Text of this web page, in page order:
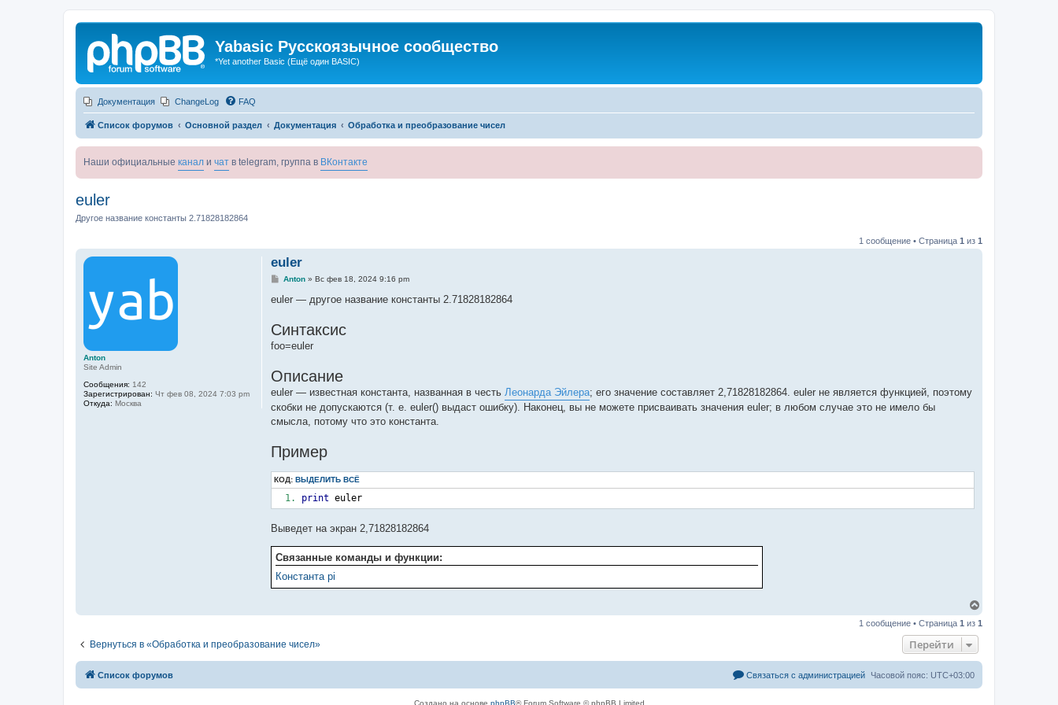
Yabasic Русскоязычное сообщество
*Yet another Basic (Ещё один BASIC)
Документация ChangeLog FAQ
Список форумов Основной раздел Документация Обработка и преобразование чисел
Наши официальные канал и чат в telegram, группа в ВКонтакте
euler
Другое название константы 2.71828182864
1 сообщение • Страница 1 из 1
Anton
Site Admin
Сообщения: 142
Зарегистрирован: Чт фев 08, 2024 7:03 pm
Откуда: Москва
euler
С
о
е
н
и
Anton» Вс фев 18, 2024 9:16 pm
euler — другое название константы 2.71828182864
Синтаксис
foo=euler
Описание
euler — известная константа, названная в честь Леонарда Эйлера; его значение составляет 2,71828182864. euler не является функцией, поэтому
скобки не допускаются (т. е. euler() выдаст ошибку). Наконец, вы не можете присваивать значения euler; в любом случае это не имело бы
смысла, потому что это константа.
Пример
КОД: ВЫДЕЛИТЬ ВСЁ
print euler
Выведет на экран 2,71828182864
Связанные команды и функции:
Константа pi
р
1 сообщение • Страница 1 из 1
Вернуться в «Обработка и преобразование чисел» Перейти
Список форумов Часовой пояс: UTC+03:00
Связаться с администрацией
Создано на основе phpBB® Forum Software © phpBB Limited